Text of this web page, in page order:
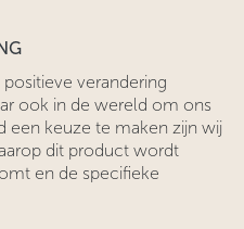
verandering
ook in de wereld om ons
een keuze te maken zijn wij
dit product wordt
en de specifieke